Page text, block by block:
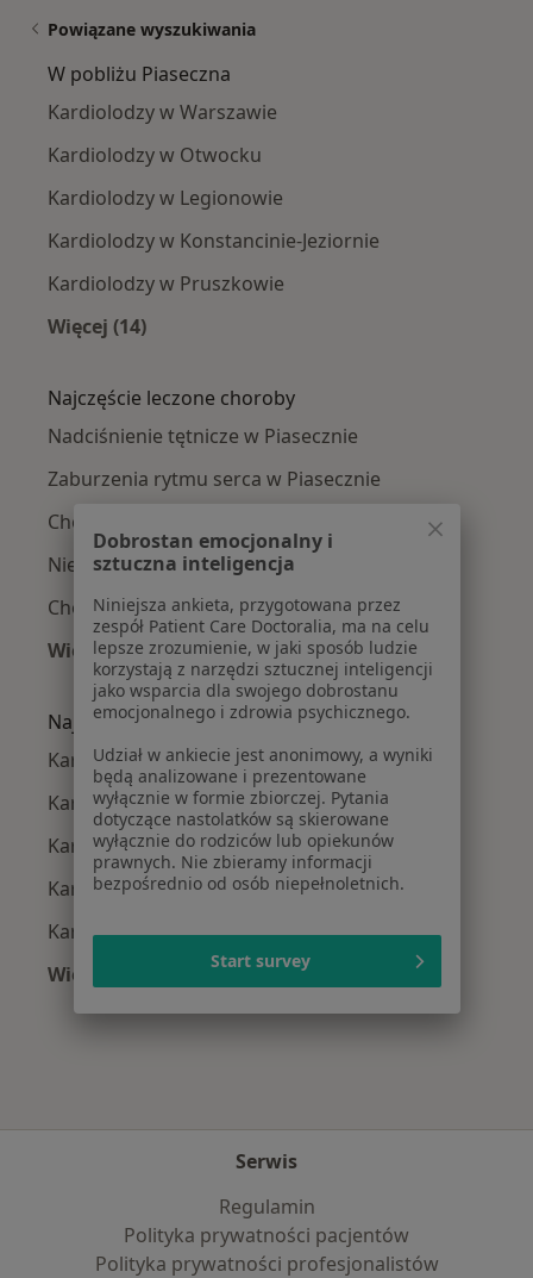
Powiązane wyszukiwania
W pobliżu Piaseczna
Kardiolodzy w Warszawie
Kardiolodzy w Otwocku
Kardiolodzy w Legionowie
Kardiolodzy w Konstancinie-Jeziornie
Kardiolodzy w Pruszkowie
Więcej (14)
Najczęście leczone choroby
Nadciśnienie tętnicze w Piasecznie
Zaburzenia rytmu serca w Piasecznie
Choroby serca w Piasecznie
Niewydolność serca w Piasecznie
Choroba niedokrwienna serca w Piasecznie
Więcej (15)
Więcej w kategorii: Najczęście leczone
Najpopularniejsze ubezpieczenia
Kardiolodzy z Allianz w Piasecznie
Kardiolodzy z POLMED w Piasecznie
Kardiolodzy z Medicover w Piasecznie
Kardiolodzy z PZU Zdrowie w Piasecznie
Kardiolodzy z Enel-med w Piasecznie
Więcej (7)
Serwis
Regulamin
Polityka prywatności pacjentów
Polityka prywatności profesjonalistów
Dobrostan emocjonalny i
sztuczna inteligencja
Niniejsza ankieta, przygotowana przez
zespół Patient Care Doctoralia, ma na celu
lepsze zrozumienie, w jaki sposób ludzie
korzystają z narzędzi sztucznej inteligencji
jako wsparcia dla swojego dobrostanu
emocjonalnego i zdrowia psychicznego.
Udział w ankiecie jest anonimowy, a wyniki
będą analizowane i prezentowane
wyłącznie w formie zbiorczej. Pytania
dotyczące nastolatków są skierowane
wyłącznie do rodziców lub opiekunów
prawnych. Nie zbieramy informacji
bezpośrednio od osób niepełnoletnich.
Start survey